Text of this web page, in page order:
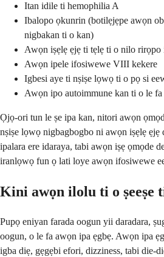
Itan idile ti hemophilia A
Ibalopo ọkunrin (botilẹjẹpe awọn
nigbakan ti o kan)
Awọn iṣẹlẹ ẹjẹ ti tẹlẹ ti o nilo
Awọn ipele ifosiwewe VIII kekere
Igbesi aye ti nṣiṣe lọwọ ti o pọ si
Awọn ipo autoimmune kan ti o le
Ọjọ-ori tun le ṣe ipa kan, nitori awọn
nṣiṣe lọwọ nigbagbogbo ni awọn iṣẹlẹ
ipalara ere idaraya, tabi awọn iṣẹ ọmọde
iranlọwọ fun ọ lati loye awọn ifosiwewe
Kini awọn ilolu ti o ṣeeṣe
Pupọ eniyan farada oogun yii daradara,
oogun, o le fa awọn ipa ẹgbẹ. Awọn ipa
igba diẹ, gẹgẹbi efori, dizziness, tabi die-